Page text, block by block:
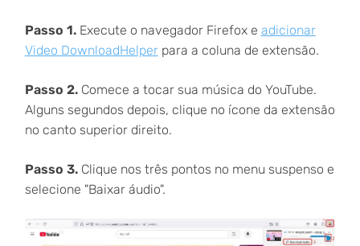
Passo 1.Execute o navegador Firefox e adicionar
Video DownloadHelperpara a coluna de extensão.
Passo 2.Comece a tocar sua música do YouTube.
Alguns segundos depois, clique no ícone da extensão
no canto superior direito.
Passo 3.Clique nos três pontos no menu suspenso e
selecione "Baixar áudio".